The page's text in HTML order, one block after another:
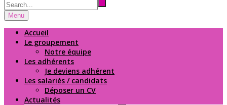
Menu
Accueil
Le groupement
Notre équipe
Les adhérents
Je deviens adhérent
Les salariés / candidats
Déposer un CV
Actualités